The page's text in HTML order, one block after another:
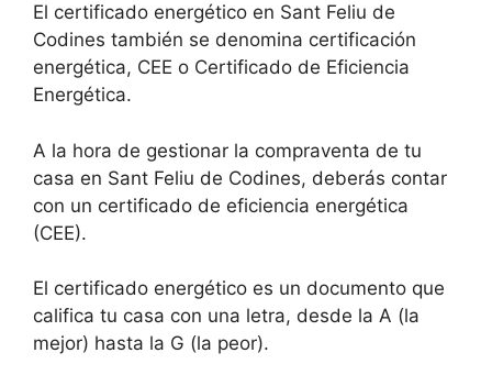
El certificado energético en Sant Feliu de
Codines también se denomina certificación
energética, CEE o Certificado de Eficiencia
Energética.
A la hora de gestionar la compraventa de tu
casa en Sant Feliu de Codines, deberás contar
con un certificado de eficiencia energética
(CEE).
El certificado energético es un documento que
califica tu casa con una letra, desde la A (la
mejor) hasta la G (la peor).